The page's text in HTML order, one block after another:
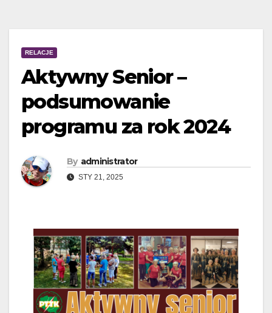
RELACJE
Aktywny Senior –
podsumowanie
programu za rok 2024
By administrator
STY 21, 2025